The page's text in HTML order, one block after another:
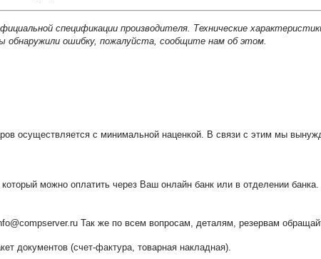
спецификации производителя. Технические
ошибку, пожалуйста, сообщите нам об этом.
осуществляется с минимальной наценкой. В связи с этим мы
можно оплатить через Ваш онлайн банк или в отделении банка.
Так же по всем вопросам, деталям, резервам
документов (счет-фактура, товарная накладная).